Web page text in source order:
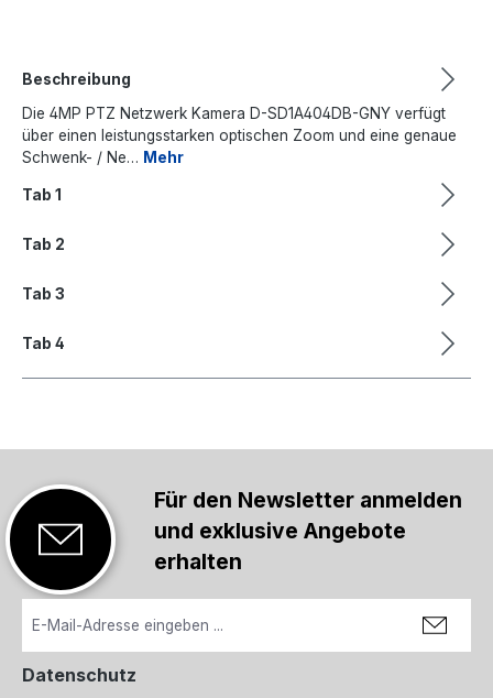
Beschreibung
Die 4MP PTZ Netzwerk Kamera D-SD1A404DB-GNY verfügt
über einen leistungsstarken optischen Zoom und eine genaue
Schwenk- / Ne… Mehr
Tab 1
Tab 2
Tab 3
Tab 4
Für den Newsletter anmelden
und exklusive Angebote
erhalten
Datenschutz